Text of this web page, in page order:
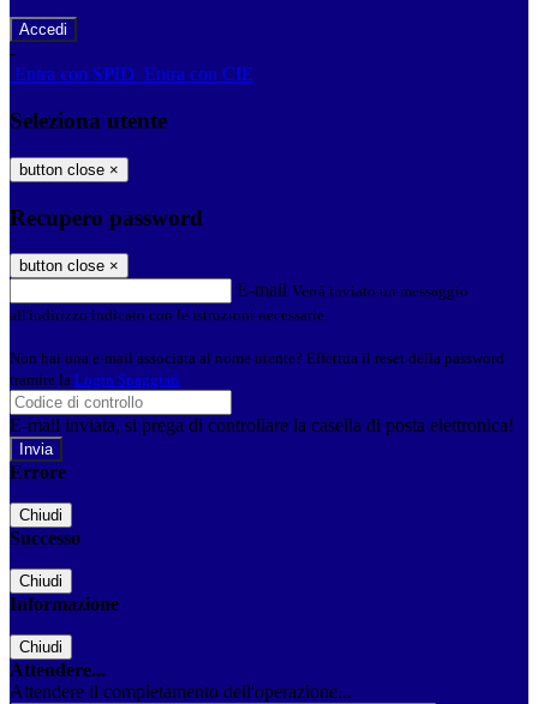
-
Entra con SPID Entra con CIE
Seleziona utente
button close ×
Recupero password
button close ×
E-mail Verrà inviato un messaggio
all'indirizzo indicato con le istruzioni necessarie.
Non hai una e-mail associata al nome utente? Effettua il reset della password
tramite la Login Spaggiari
E-mail inviata, si prega di controllare la casella di posta elettronica!
Errore
Chiudi
Successo
Chiudi
Informazione
Chiudi
Attendere...
Attendere il completamento dell'operazione...